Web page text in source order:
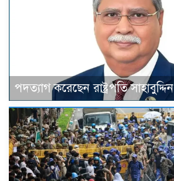
পদত্যাগ করেছেন রাষ্ট্রপতি সাহাবুদ্দিন